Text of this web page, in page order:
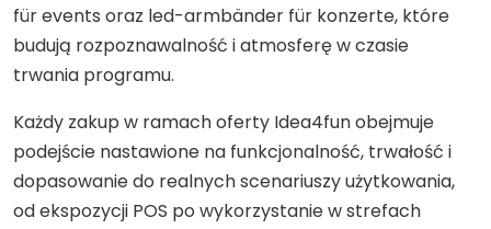
für events oraz led-armbänder für konzerte, które
budują rozpoznawalność i atmosferę w czasie
trwania programu.
Każdy zakup w ramach oferty Idea4fun obejmuje
podejście nastawione na funkcjonalność, trwałość i
dopasowanie do realnych scenariuszy użytkowania,
od ekspozycji POS po wykorzystanie w strefach